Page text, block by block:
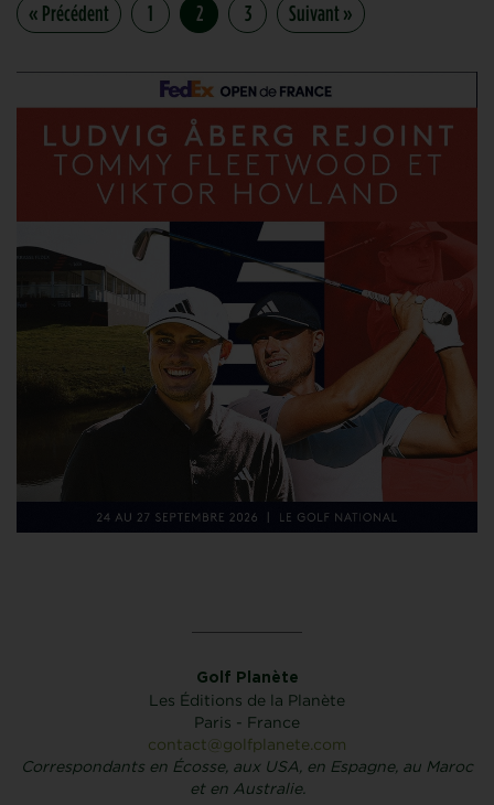
« Précédent 1 2 3 Suivant »
Golf Planète
Les Éditions de la Planète
Paris - France
contact@golfplanete.com
Correspondants en Écosse, aux USA, en Espagne, au Maroc
et en Australie.